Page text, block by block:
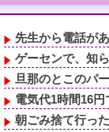
先生から電話が
ゲーセンで、知
旦那のとこのパ
電気代1時間16
朝ごみ捨て行っ